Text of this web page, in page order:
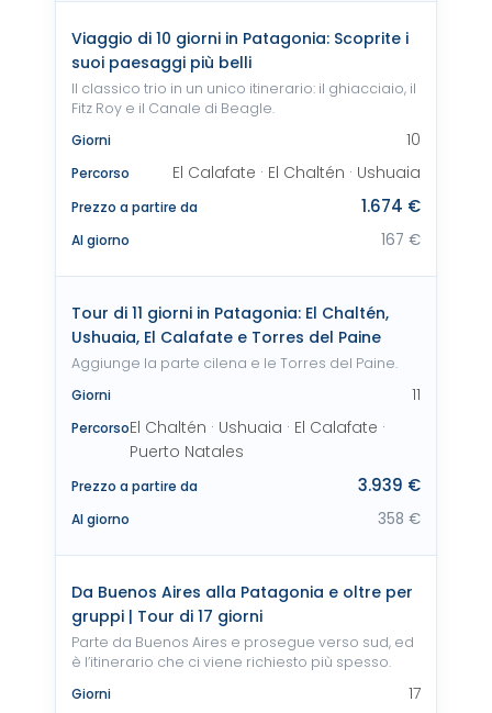
Viaggio di 10 giorni in Patagonia: Scoprite i
suoi paesaggi più belli
Il classico trio in un unico itinerario: il ghiacciaio, il
Fitz Roy e il Canale di Beagle.
Giorni
10
Percorso El Calafate · El Chaltén · Ushuaia
Prezzo a partire da 1.674 €
Al giorno 167 €
Tour di 11 giorni in Patagonia: El Chaltén,
Ushuaia, El Calafate e Torres del Paine
Aggiunge la parte cilena e le Torres del Paine.
Giorni
11
PercorsoEl Chaltén · Ushuaia · El Calafate ·
Puerto Natales
Prezzo a partire da 3.939 €
Al giorno 358 €
Da Buenos Aires alla Patagonia e oltre per
gruppi | Tour di 17 giorni
Parte da Buenos Aires e prosegue verso sud, ed
è l’itinerario che ci viene richiesto più spesso.
Giorni
17